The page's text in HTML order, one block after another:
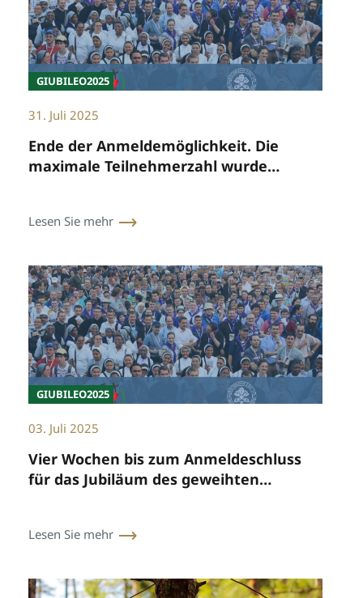
GIUBILEO2025
31. Juli 2025
Ende der Anmeldemöglichkeit. Die
maximale Teilnehmerzahl wurde
Lesen Sie mehr
GIUBILEO2025
03. Juli 2025
Vier Wochen bis zum Anmeldeschluss
für das Jubiläum des geweihten
Lesen Sie mehr